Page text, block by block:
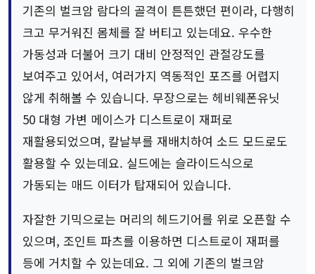
기존의 벌크암 람다의 골격이 튼튼했던 편이라, 다행히
크고 무거워진 몸체를 잘 버티고 있는데요. 우수한
가동성과 더불어 크기 대비 안정적인 관절강도를
보여주고 있어서, 여러가지 역동적인 포즈를 어렵지
않게 취해볼 수 있습니다. 무장으로는 헤비웨폰유닛
50 대형 가변 메이스가 디스트로이 재퍼로
재활용되었으며, 칼날부를 재배치하여 소드 모드로도
활용할 수 있는데요. 실드에는 슬라이드식으로
가동되는 매드 이터가 탑재되어 있습니다.
자잘한 기믹으로는 머리의 헤드기어를 위로 오픈할 수
있으며, 조인트 파츠를 이용하면 디스트로이 재퍼를
등에 거치할 수 있는데요. 그 외에 기존의 벌크암